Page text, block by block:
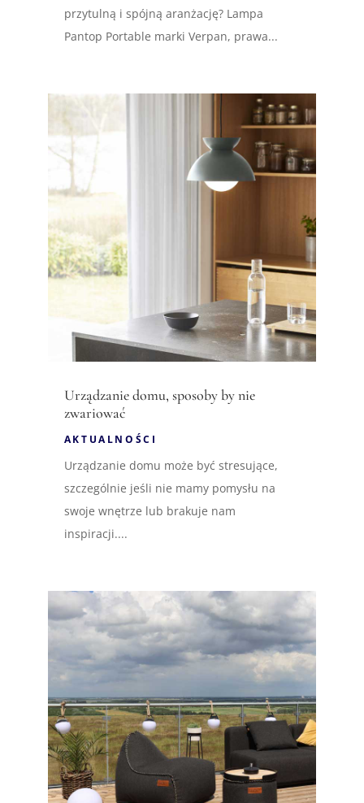
przytulną i spójną aranżację? Lampa
Pantop Portable marki Verpan, prawa...
Urządzanie domu, sposoby by nie
zwariować
AKTUALNOŚCI
Urządzanie domu może być stresujące,
szczególnie jeśli nie mamy pomysłu na
swoje wnętrze lub brakuje nam
inspiracji....